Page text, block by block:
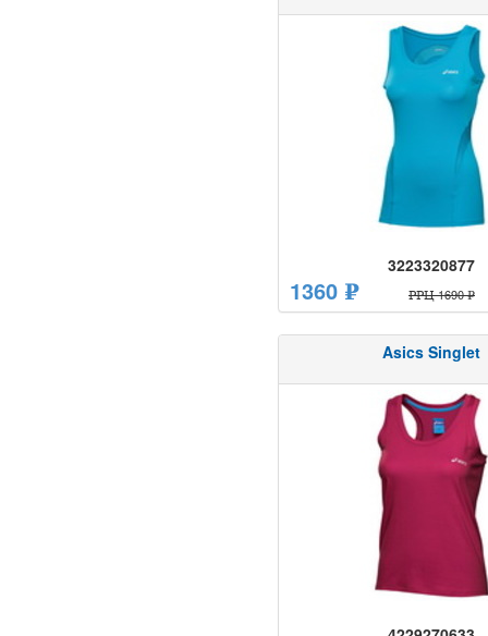
3223320877
1360 ₽ РРЦ 1690 ₽
Asics Singlet